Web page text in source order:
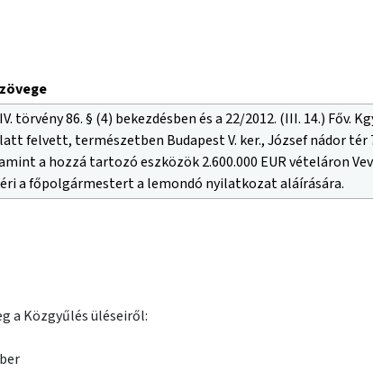
törvény 86. § (4) bekezdésben és a 22/2012. (III. 14.)
felvett, természetben Budapest V. ker., József nádor
a hozzá tartozó eszközök 2.600.000 EUR vételáron
a főpolgármestert a lemondó nyilatkozat aláírására.
a Közgyűlés üléseiről: